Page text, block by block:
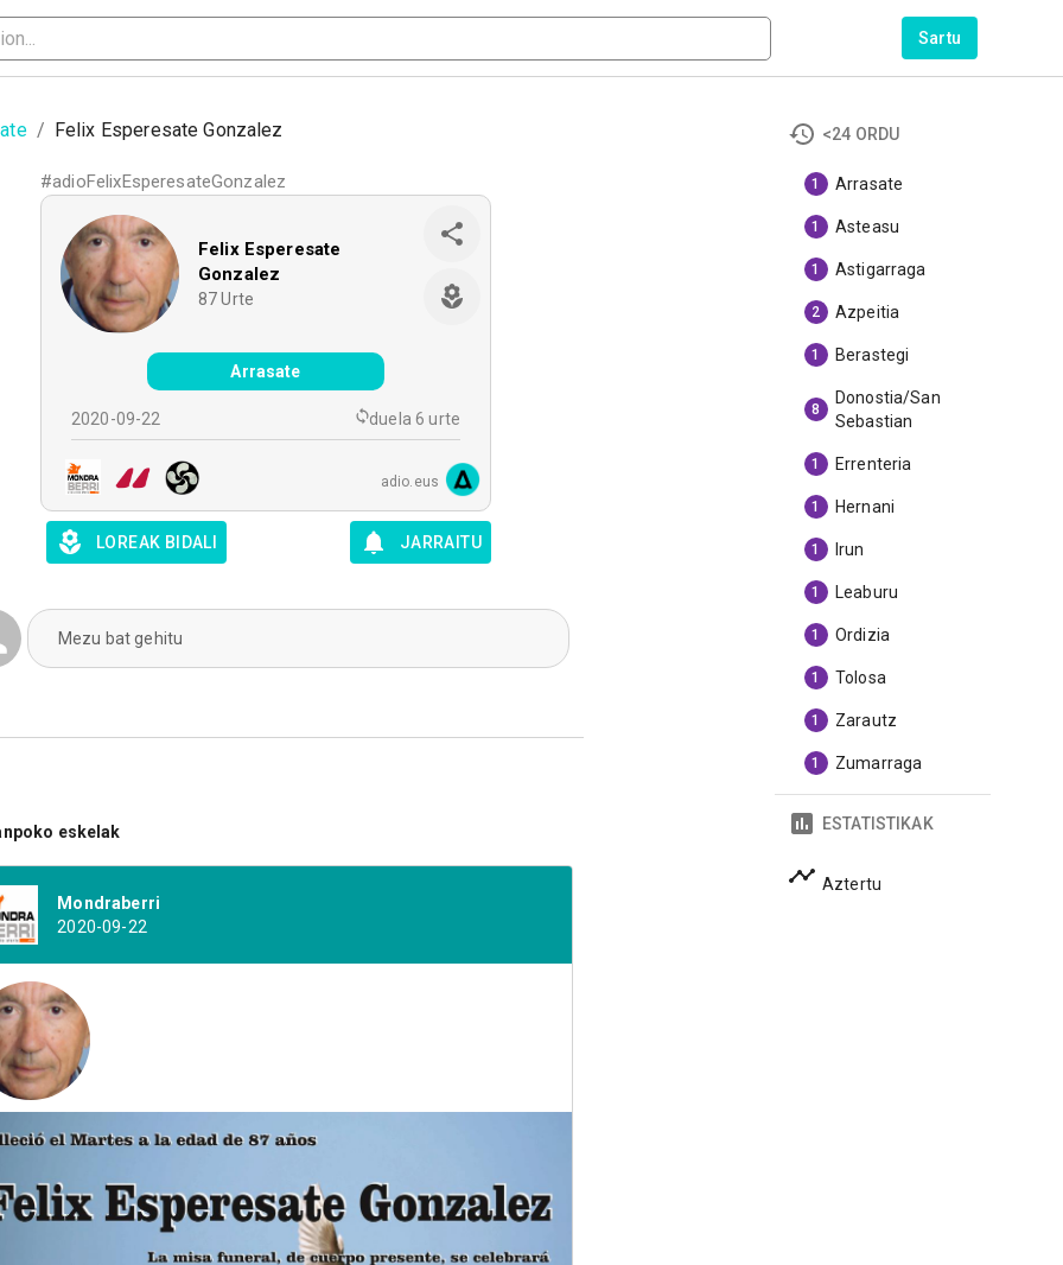
Sartu
/ Felix Esperesate Gonzalez
#adioFelixEsperesateGonzalez
Felix Esperesate
Gonzalez
87 Urte
Arrasate
2020-09-22 duela 6 urte
adio.eus
LOREAK BIDALI JARRAITU
Mezu bat gehitu
eskelak
Mondraberri
2020-09-22
<24 ORDU
1 Arrasate
1 Asteasu
1 Astigarraga
2 Azpeitia
1 Berastegi
8
Donostia/San
Sebastian
1 Errenteria
1 Hernani
1 Irun
1 Leaburu
1 Ordizia
1 Tolosa
1 Zarautz
1 Zumarraga
ESTATISTIKAK
Aztertu